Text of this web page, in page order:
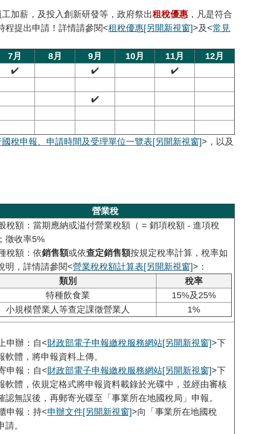
加薪，及投入創新研發等，政府祭出租稅優惠 ，凡是符合
程提出申請！詳情請參閱<租稅優惠[另開新視窗]>及<常見
7月 8月 9月 10月 11月
12月
✔️ ✔️
✔️
✔️
稅申報、申請時間及受理單位一覽表[另開新視窗]>，以及
營業稅
稅額：當期應納或溢付營業稅額（ = 銷項稅額 - 進項稅
徵收率5%
稅額：依銷售額或依查定銷售額按規定稅率計算，稅率如
明，詳情請參閱<營業稅稅額計算表[另開新視窗]>：
類別
稅率
特種飲食業
15%及25%
小規模營業人等查定課徵營業人
1%
申辦：自<財政部電子申報繳稅服務網站[另開新視窗]>下
軟體，將申報資料上傳。
申報：自<財政部電子申報繳稅服務網站[另開新視窗]>下
軟體，依規定格式將申報資料載錄於光碟中，並經由審核
認無誤後，再郵寄光碟至「事業所在地國稅局」申報。
申報：持<申辦文件[另開新視窗]>向「事業所在地國稅
請。